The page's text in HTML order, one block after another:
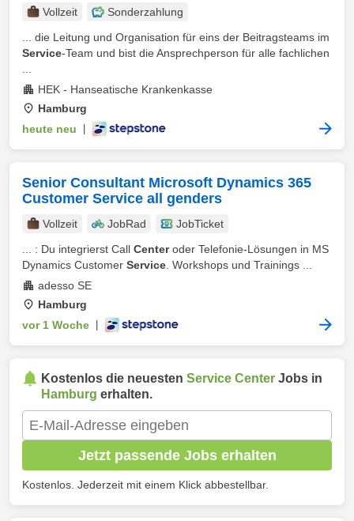
Vollzeit
Sonderzahlung
... die Leitung und Organisation für eins der Beitragsteams im
Service-Team und bist die Ansprechperson für alle fachlichen
HEK - Hanseatische Krankenkasse
Hamburg
heute neu
Senior Consultant Microsoft Dynamics 365
Customer Service all genders
Vollzeit JobRad
JobTicket
... : Du integrierst Call Centeroder Telefonie-Lösungen in MS
Dynamics Customer Service . Workshops und Trainings ...
adesso SE
Hamburg
vor 1 Woche
Kostenlos die neuesten Service Center Jobs in
Hamburg erhalten.
Jetzt passende Jobs erhalten
Kostenlos. Jederzeit mit einem Klick abbestellbar.